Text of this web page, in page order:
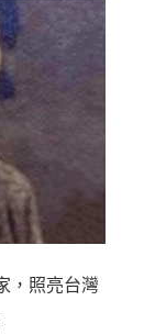
，照亮台灣